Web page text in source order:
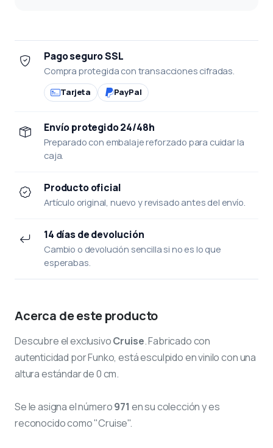
Pago seguro SSL
Compra protegida con transacciones cifradas.
Tarjeta PayPal
Envío protegido 24/48h
Preparado con embalaje reforzado para cuidar la
caja.
Producto oficial
Artículo original, nuevo y revisado antes del envío.
14 días de devolución
Cambio o devolución sencilla si no es lo que
esperabas.
Acerca de este producto
Descubre el exclusivoCruise. Fabricado con
autenticidad por Funko, está esculpido en vinilo con una
altura estándar de 0 cm.
Se le asigna el número971 en su colección y es
reconocido como "Cruise".